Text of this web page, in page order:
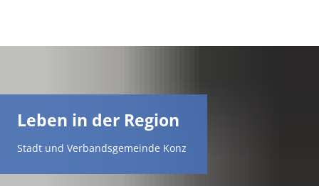
Leben in der Region
Stadt und Verbandsgemeinde Konz